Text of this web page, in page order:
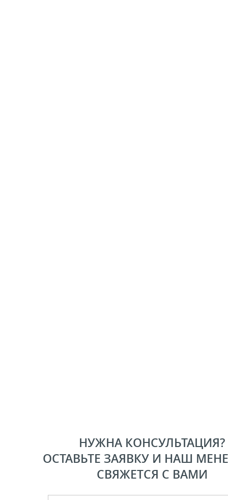
НУЖНА КОНСУЛЬТАЦИЯ?
ОСТАВЬТЕ ЗАЯВКУ И НАШ
СВЯЖЕТСЯ С ВАМИ